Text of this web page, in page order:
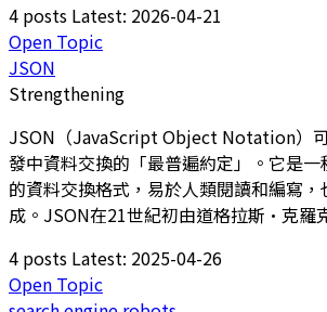
4 posts Latest: 2026-04-21
Open Topic
JSON
Strengthening
JSON（JavaScript Object Notation）
發中資料交換的「最普遍約定」。它是
的資料交換格式，易於人類閱讀和編寫
成。JSON在21世紀初由道格拉斯·克羅
4 posts Latest: 2025-04-26
Open Topic